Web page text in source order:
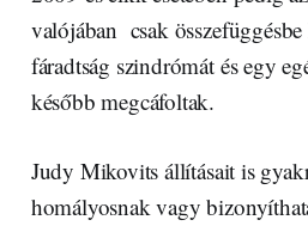
valójában csak
fáradtság szindrómát és egy
később megcáfoltak.
Judy Mikovits állításait is
homályosnak vagy